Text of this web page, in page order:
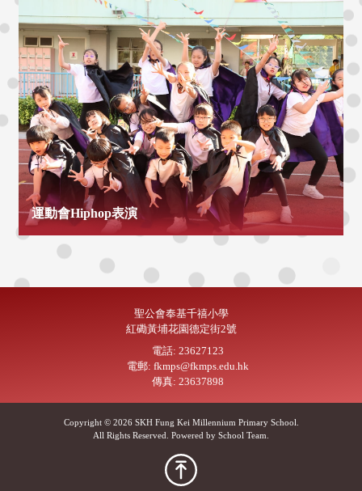
運動會Hiphop表演
聖公會奉基千禧小學
紅磡黃埔花園德定街2號
電話: 23627123
電郵: fkmps@fkmps.edu.hk
傳真: 23637898
Copyright © 2026 SKH Fung Kei Millennium Primary School.
All Rights Reserved. Powered by School Team